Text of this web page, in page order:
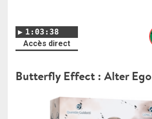
1:03:38
Accès direct
Butterfly Effect : Alter Ego